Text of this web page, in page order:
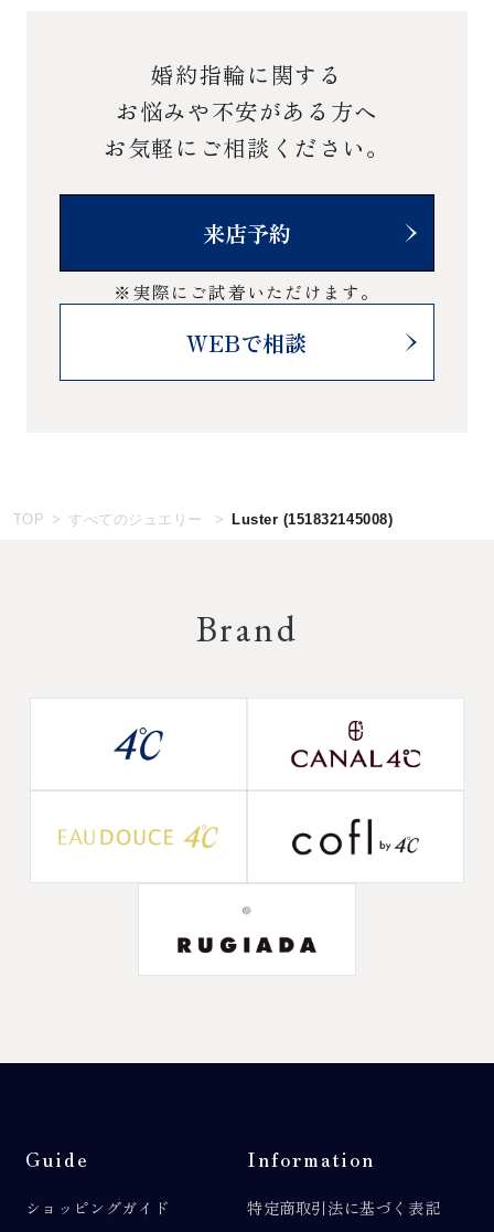
婚約指輪に関する
お悩みや不安がある方へ
お気軽にご相談ください。
来店予約
※実際にご試着いただけます。
WEBで相談
TOP すべてのジュエリー Luster (151832145008)
Brand
Guide
ショッピングガイド
Information
特定商取引法に基づく表記